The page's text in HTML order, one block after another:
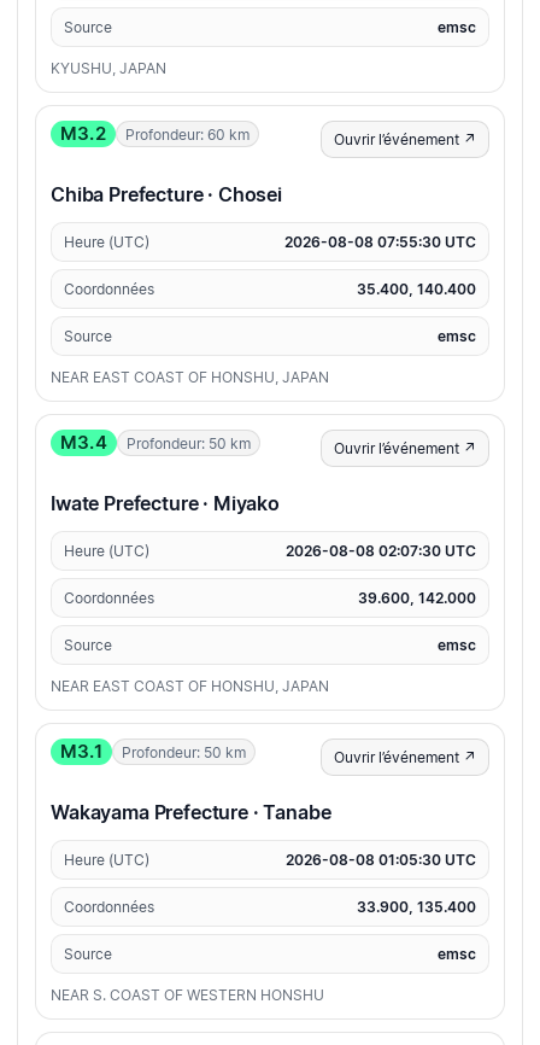
Source emsc
KYUSHU, JAPAN
M3.2 Profondeur: 60 km Ouvrir l’événement ↗
Chiba Prefecture · Chosei
Heure (UTC) 2026-08-08 07:55:30 UTC
Coordonnées 35.400, 140.400
Source emsc
NEAR EAST COAST OF HONSHU, JAPAN
M3.4 Profondeur: 50 km Ouvrir l’événement ↗
Iwate Prefecture · Miyako
Heure (UTC) 2026-08-08 02:07:30 UTC
Coordonnées 39.600, 142.000
Source emsc
NEAR EAST COAST OF HONSHU, JAPAN
M3.1 Profondeur: 50 km Ouvrir l’événement ↗
Wakayama Prefecture · Tanabe
Heure (UTC) 2026-08-08 01:05:30 UTC
Coordonnées 33.900, 135.400
Source emsc
NEAR S. COAST OF WESTERN HONSHU